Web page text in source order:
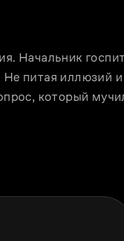
Начальник
питая иллюзий
который